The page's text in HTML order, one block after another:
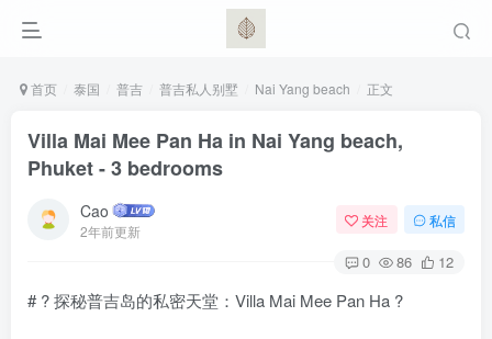
首页 泰国 普吉 普吉私人别墅 Nai Yang beach 正文
Villa Mai Mee Pan Ha in Nai Yang beach,
Phuket - 3 bedrooms
Cao
2年前更新
关注 私信
0 86 12
# ?️ 探秘普吉岛的私密天堂：Villa Mai Mee Pan Ha ?